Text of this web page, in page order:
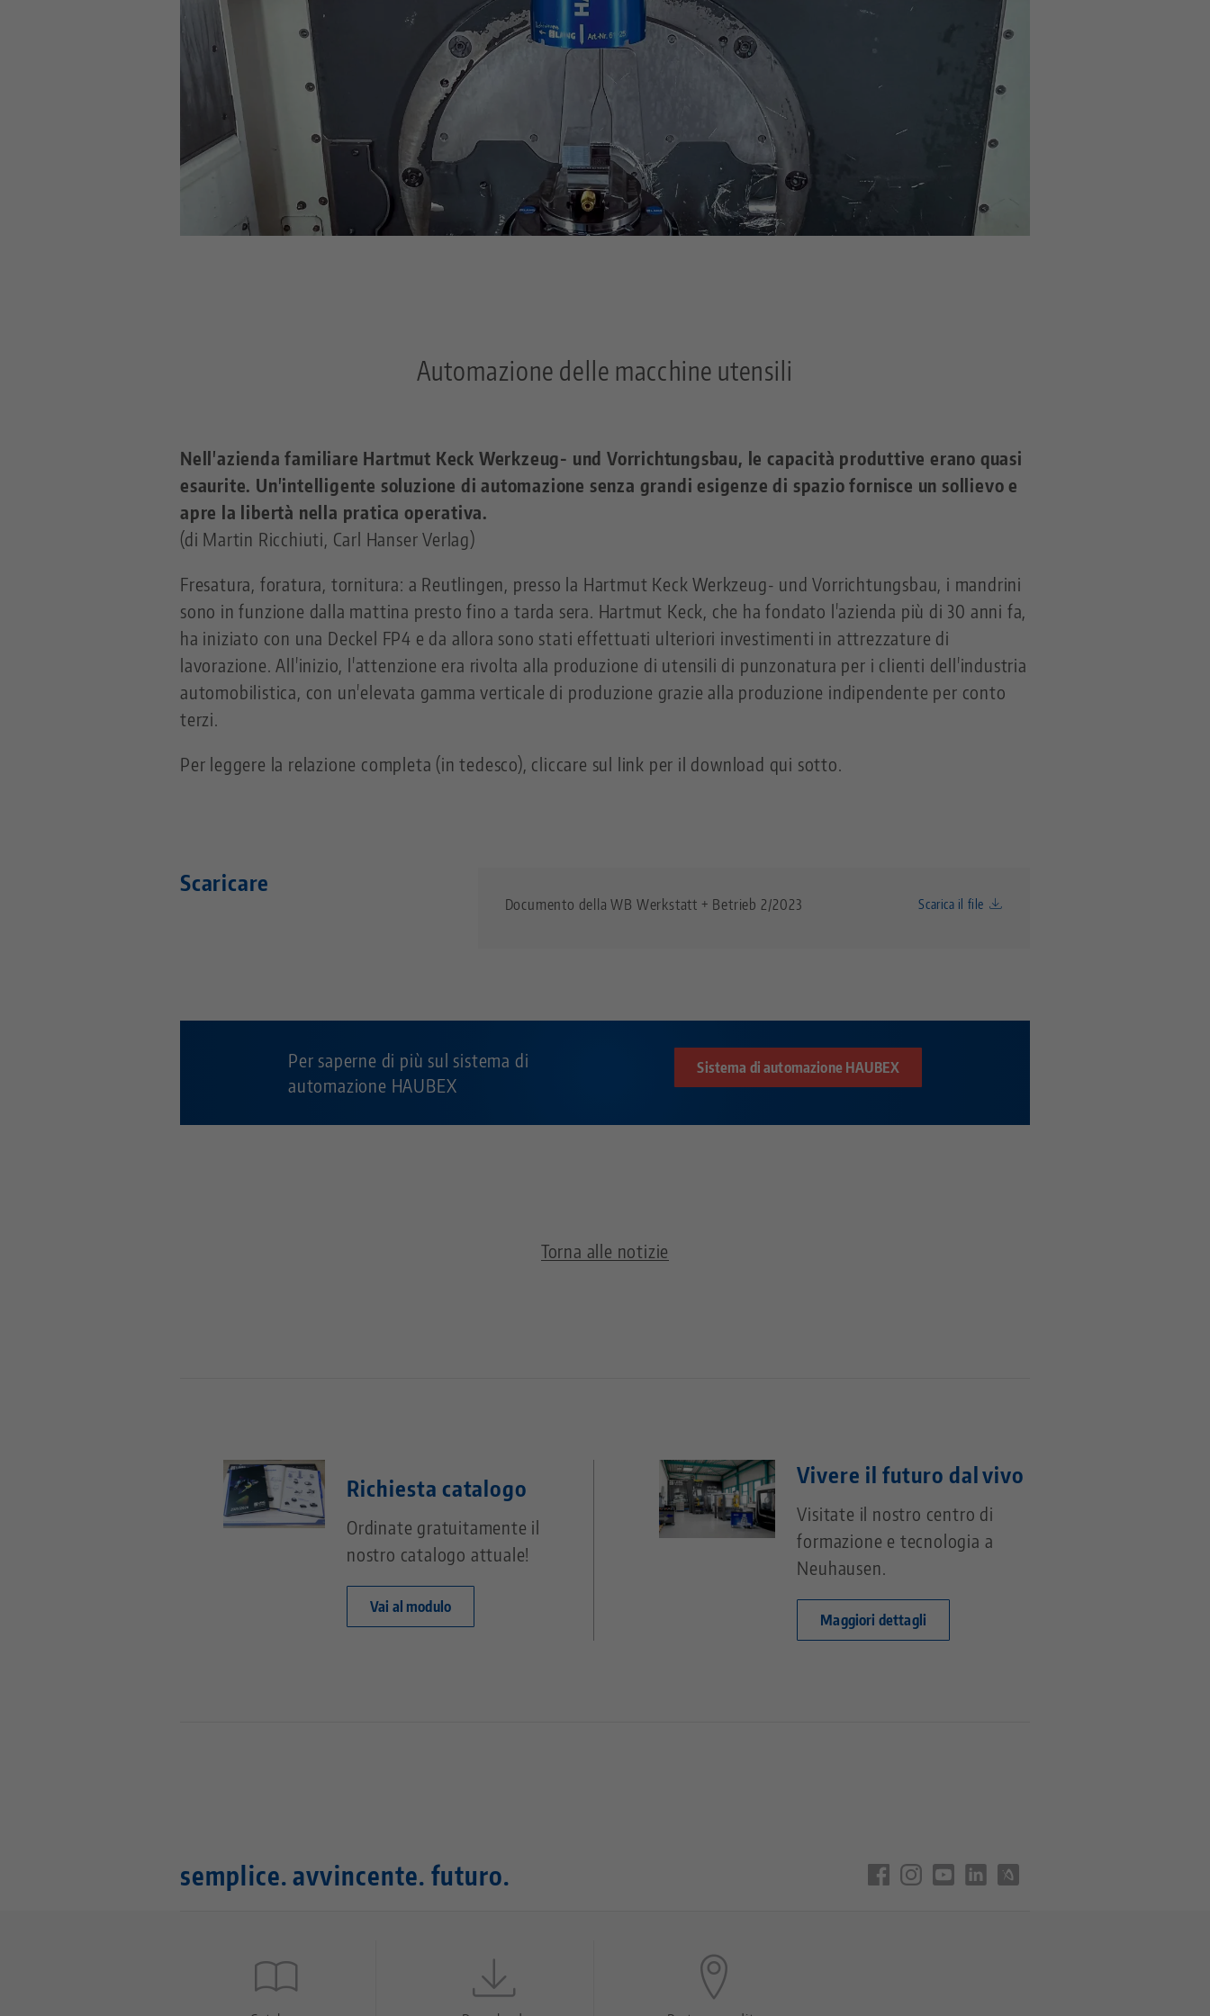
Automazione delle macchine utensili
Nell'azienda familiare Hartmut Keck Werkzeug- und Vorrichtungsbau, le capacità produttive erano quasi
esaurite. Un'intelligente soluzione di automazione senza grandi esigenze di spazio fornisce un sollievo e
apre la libertà nella pratica operativa.
(di Martin Ricchiuti, Carl Hanser Verlag)
Fresatura, foratura, tornitura: a Reutlingen, presso la Hartmut Keck Werkzeug- und Vorrichtungsbau, i mandrini
sono in funzione dalla mattina presto fino a tarda sera. Hartmut Keck, che ha fondato l'azienda più di 30 anni fa,
ha iniziato con una Deckel FP4 e da allora sono stati effettuati ulteriori investimenti in attrezzature di
lavorazione. All'inizio, l'attenzione era rivolta alla produzione di utensili di punzonatura per i clienti dell'industria
automobilistica, con un'elevata gamma verticale di produzione grazie alla produzione indipendente per conto
terzi.
Per leggere la relazione completa (in tedesco), cliccare sul link per il download qui sotto.
Scaricare
Documento della WB Werkstatt + Betrieb 2/2023 Scarica il file
Per saperne di più sul sistema di
automazione HAUBEX
Sistema di automazione HAUBEX
Torna alle notizie
Richiesta catalogo
Ordinate gratuitamente il
nostro catalogo attuale!
Vai al modulo
Vivere il futuro dal vivo
Visitate il nostro centro di
formazione e tecnologia a
Neuhausen.
Maggiori dettagli
semplice. avvincente. futuro.
Quicklinks
Footer